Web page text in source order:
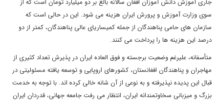
جاری آموزش دانش آموزان افغان سالانه بالغ بر دو میلیارد تومان است که از
سوی وزارت آموزش و پرورش ایران هزینه می شود. این در حالی است که
سازمان های حامی پناهندگان از جمله کمیساریای عالی پناهندگان، کمتر از دو
درصد این هزینه ها را پرداخت می کنند.
متأسفانه، علیرغم وضعیت برجسته و فوق العاده ایران در پذیرش تعداد کثیری از
مهاجران و پناهندگان افغانستان، کشورهای اروپایی و توسعه یافته مسئولیتی در
قبال این پدیده نپذیرفته و به نوعی از آن شانه خالی کرده اند. با توجه به خدمت
بزرگ و میزبانی سخاوتمندانه ایران، انتظار می رفت جامعه جهانی، قدردان ایران